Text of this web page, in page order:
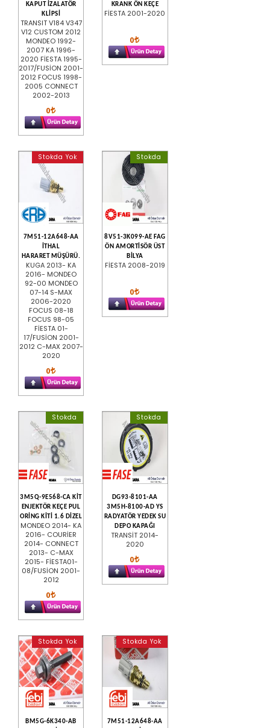
KAPUT İZALATÖR
KLİPSİ
TRANSIT V184 V347
V12 CUSTOM 2012
MONDEO 1992-
2007 KA 1996-
2020 FİESTA 1995-
2017/FUSİON 2001-
2012 FOCUS 1998-
2005 CONNECT
2002-2013
0
KRANK ÖN KEÇE
FİESTA 2001-2020
0
Stokda Yok
7M51-12A648-AA
İTHAL
HARARET MÜŞÜRÜ.
KUGA 2013- KA
2016- MONDEO
92-00 MONDEO
07-14 S-MAX
2006-2020
FOCUS 08-18
FOCUS 98-05
FİESTA 01-
17/FUSİON 2001-
2012 C-MAX 2007-
2020
0
Stokda
8V51-3K099-AE FAG
ÖN AMORTİSÖR ÜST
BİLYA
FİESTA 2008-2019
0
Stokda
3M5Q-9E568-CA KİT
ENJEKTÖR KEÇE PUL
ORİNG KİTİ 1.6 DİZEL
MONDEO 2014- KA
2016- COURİER
2014- CONNECT
2013- C-MAX
2015- FİESTA01-
08/FUSİON 2001-
2012
0
Stokda
DG93-8101-AA
3M5H-8100-AD YS
RADYATÖR YEDEK SU
DEPO KAPAĞI
TRANSİT 2014-
2020
0
Stokda Yok
BM5G-6K340-AB
Stokda Yok
7M51-12A648-AA